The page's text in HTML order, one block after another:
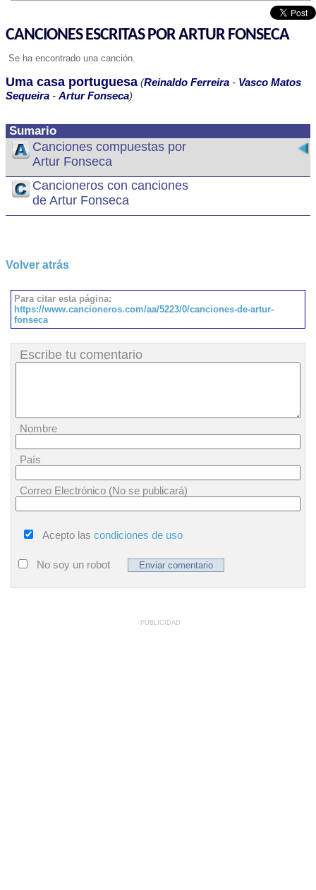
CANCIONES ESCRITAS POR ARTUR FONSECA
Se ha encontrado una canción.
Sumario
Canciones compuestas por
Artur Fonseca
Cancioneros con canciones
de Artur Fonseca
Uma casa portuguesa (Reinaldo Ferreira - Vasco Matos
Sequeira - Artur Fonseca)
Volver atrás
Para citar esta página:
https://www.cancioneros.com/aa/5223/0/canciones-de-artur-
fonseca
Escribe tu comentario
Nombre
País
Correo Electrónico (No se publicará)
Acepto las condiciones de uso
No soy un robot
PUBLICIDAD